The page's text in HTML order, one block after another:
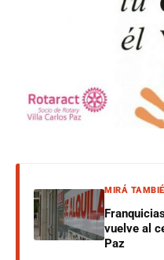
MIRÁ
vuelve al
Paz